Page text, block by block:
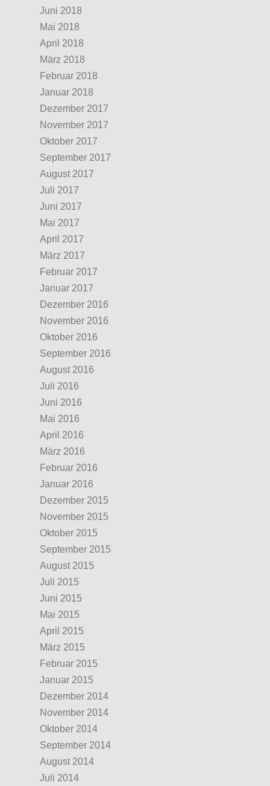
Juni 2018
Mai 2018
April 2018
März 2018
Februar 2018
Januar 2018
Dezember 2017
November 2017
Oktober 2017
September 2017
August 2017
Juli 2017
Juni 2017
Mai 2017
April 2017
März 2017
Februar 2017
Januar 2017
Dezember 2016
November 2016
Oktober 2016
September 2016
August 2016
Juli 2016
Juni 2016
Mai 2016
April 2016
März 2016
Februar 2016
Januar 2016
Dezember 2015
November 2015
Oktober 2015
September 2015
August 2015
Juli 2015
Juni 2015
Mai 2015
April 2015
März 2015
Februar 2015
Januar 2015
Dezember 2014
November 2014
Oktober 2014
September 2014
August 2014
Juli 2014